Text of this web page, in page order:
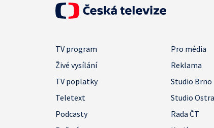
TV program
Pro média
Živé vysílání
Reklama
TV poplatky
Studio Brno
Teletext
Studio
Podcasty
Rada ČT